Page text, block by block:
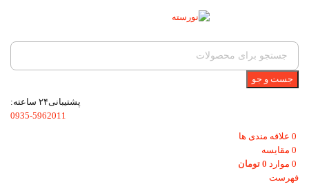
جست و جو
پشتیبانی۲۴ ساعته:
0935-5962011
0 علاقه مندی ها
0 مقایسه
0 موارد 0 تومان
فهرست